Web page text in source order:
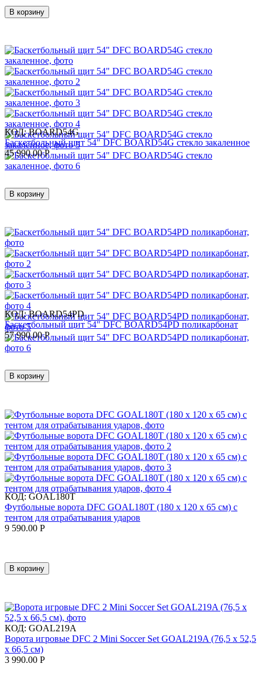
В корзину
КОД: BOARD54G
Баскетбольный щит 54" DFC BOARD54G стекло закаленное
45 990.00 Р
В корзину
КОД: BOARD54PD
Баскетбольный щит 54" DFC BOARD54PD поликарбонат
57 990.00 Р
В корзину
КОД: GOAL180T
Футбольные ворота DFC GOAL180T (180 х 120 х 65 см) с
тентом для отрабатывания ударов
9 590.00 Р
В корзину
КОД: GOAL219A
Ворота игровые DFC 2 Mini Soccer Set GOAL219A (76,5 х 52,5
х 66,5 см)
3 990.00 Р